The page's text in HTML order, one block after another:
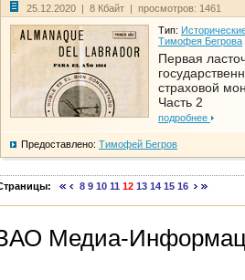
25.12.2020 | 8 Кбайт | просмотров: 1461
Тип:
Тимофея Бегрова
Первая
страховой
Часть 2
подробнее
Предоставлено: Тимофей Бегров
8 9 10 11 12 13 14 15 16
Медиа-